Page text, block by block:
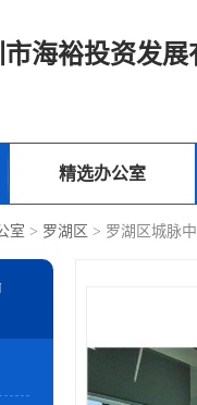
海裕投资发展
精选办公室
室 > 罗湖区 > 罗湖区城脉